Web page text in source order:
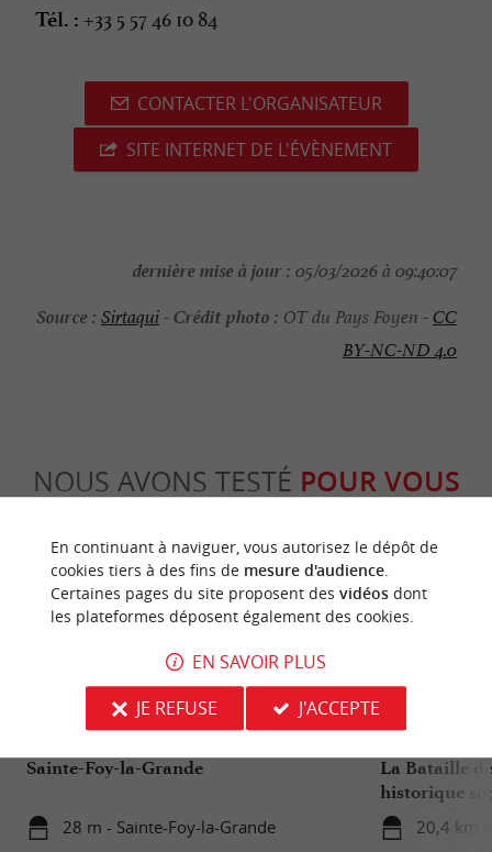
Tél. : +33 5 57 46 10 84
CONTACTER L'ORGANISATEUR
SITE INTERNET DE L'ÉVÈNEMENT
dernière mise à jour : 05/03/2026 à 09:40:07
Source : Sirtaqui-Crédit photo : OT du Pays Foyen -CC
BY-NC-ND 4.0
NOUS AVONS TESTÉ POUR VOUS
Sainte-Foy-la-Grande
28 m - Sainte-Foy-la-Grande
Culturelle
La Bataille
historique
20,4 km
En continuant à naviguer, vous autorisez le dépôt de
cookies tiers à des fins de mesure d'audience.
Certaines pages du site proposent des vidéosdont
les plateformes déposent également des cookies.
EN SAVOIR PLUS
JE REFUSE
J'ACCEPTE